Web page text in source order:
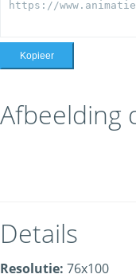
Kopieer
Afbeelding
Details
Resolutie: 76x100